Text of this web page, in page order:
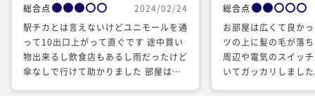
総合点
2024/02/24
駅チカとは言えないけどユニモールを通
って10出口上がって直ぐです 途中買い
物出来るし飲食店もあるし雨だったけど
傘なしで行けて助かりました 部屋はシ
総合点
お部屋は広くて良か
ツの上に髪の毛が落
周辺や電気のスイッ
いてガッカリしまし